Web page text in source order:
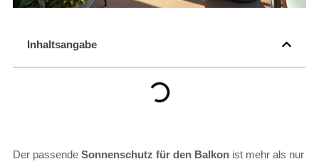
Inhaltsangabe
Der passende Sonnenschutz für den Balkon ist mehr als nur